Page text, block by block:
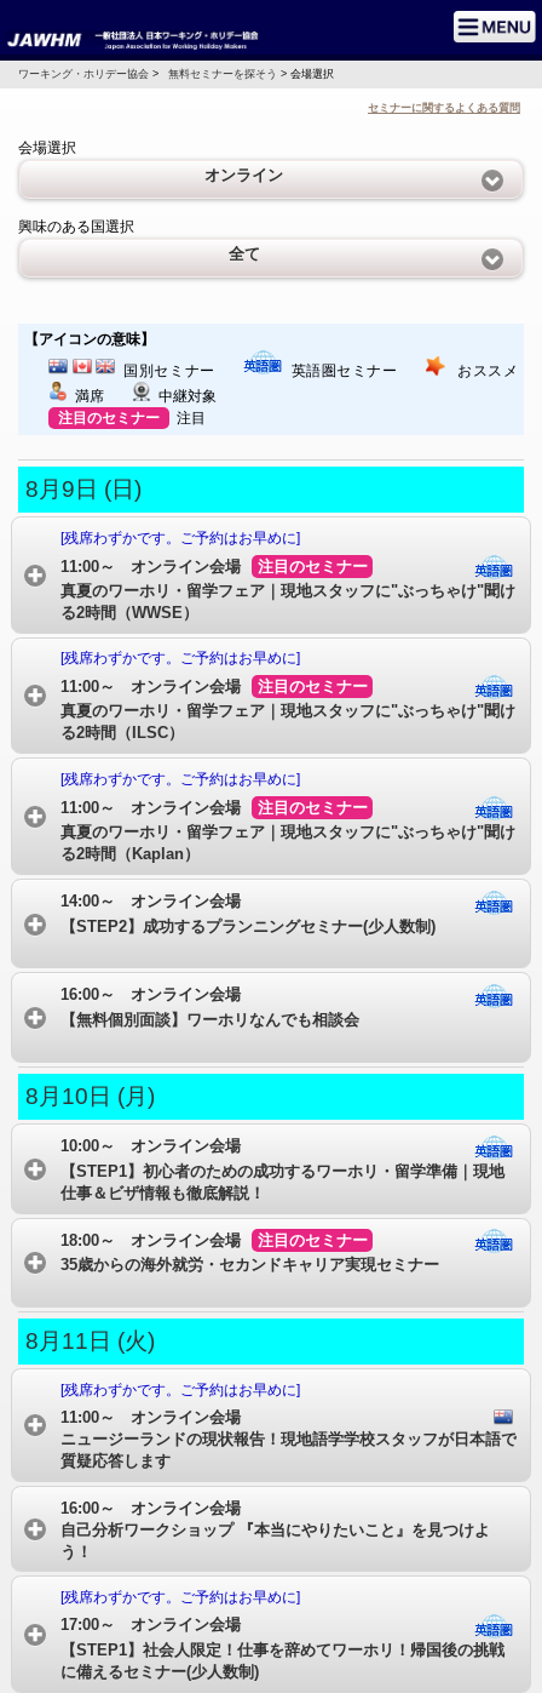
ワーキング・ホリデー協会 > 無料セミナーを探そう > 会場選択
セミナーに関するよくある質問
会場選択
オンライン
興味のある国選択
全て
【アイコンの意味】
国別セミナー
英語圏セミナー
おススメ
満席
中継対象
注目のセミナー
注目
8月9日 (日)
[残席わずかです。ご予約はお早めに]
11:00～ オンライン会場
注目のセミナー
真夏のワーホリ・留学フェア｜現地スタッフに"ぶっちゃけ"聞け
る2時間（WWSE）
[残席わずかです。ご予約はお早めに]
11:00～ オンライン会場
注目のセミナー
真夏のワーホリ・留学フェア｜現地スタッフに"ぶっちゃけ"聞け
る2時間（ILSC）
[残席わずかです。ご予約はお早めに]
11:00～ オンライン会場
注目のセミナー
真夏のワーホリ・留学フェア｜現地スタッフに"ぶっちゃけ"聞け
る2時間（Kaplan）
14:00～ オンライン会場
【STEP2】成功するプランニングセミナー(少人数制)
16:00～ オンライン会場
【無料個別面談】ワーホリなんでも相談会
8月10日 (月)
10:00～ オンライン会場
【STEP1】初心者のための成功するワーホリ・留学準備｜現地
仕事＆ビザ情報も徹底解説！
18:00～ オンライン会場
注目のセミナー
35歳からの海外就労・セカンドキャリア実現セミナー
8月11日 (火)
[残席わずかです。ご予約はお早めに]
11:00～ オンライン会場
ニュージーランドの現状報告！現地語学学校スタッフが日本語で
質疑応答します
16:00～ オンライン会場
自己分析ワークショップ 『本当にやりたいこと』を見つけよ
う！
[残席わずかです。ご予約はお早めに]
17:00～ オンライン会場
【STEP1】社会人限定！仕事を辞めてワーホリ！帰国後の挑戦
に備えるセミナー(少人数制)